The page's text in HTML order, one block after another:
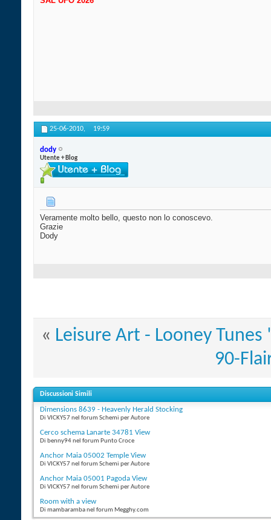
25-06-2010, 19:59
dody
Utente + Blog
Veramente molto bello, questo non lo conoscevo.
Grazie
Dody
« Leisure Art - Looney
90-
Discussioni Simili
Dimensions 8639 - Heavenly Herald Stocking
Di VICKY57 nel forum Schemi per Autore
Cerco schema Lanarte 34781 View
Di benny94 nel forum Punto Croce
Anchor Maia 05002 Temple View
Di VICKY57 nel forum Schemi per Autore
Anchor Maia 05001 Pagoda View
Di VICKY57 nel forum Schemi per Autore
Room with a view
Di mambaramba nel forum Megghy.com